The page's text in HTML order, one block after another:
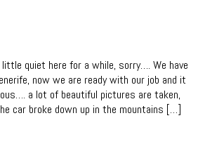
little quiet here for a while, sorry…. We have
now we are ready with our job and it
a lot of beautiful pictures are taken,
car broke down up in the mountains […]